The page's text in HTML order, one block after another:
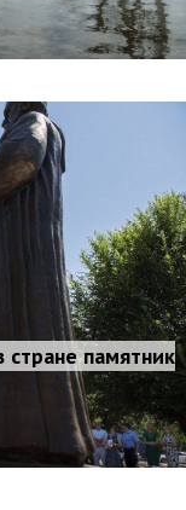
памятник